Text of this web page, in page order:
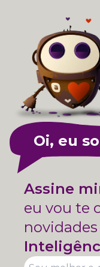
Oi, eu
Assine
eu vou te